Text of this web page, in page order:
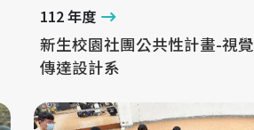
112 年度
新生校園社團公共性計畫-視覺
傳達設計系